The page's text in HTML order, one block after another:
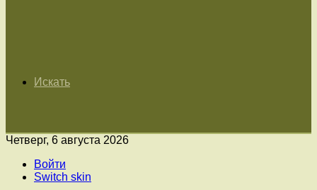
Искать
Четверг, 6 августа 2026
Войти
Switch skin